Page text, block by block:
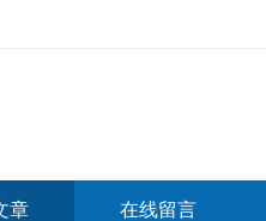
章 在线留言